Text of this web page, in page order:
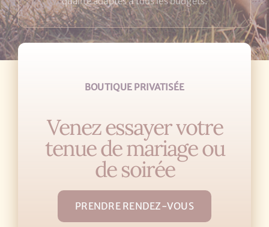
BOUTIQUE PRIVATISÉE
Venez essayer votre
tenue de mariage ou
de soirée
PRENDRE RENDEZ-VOUS